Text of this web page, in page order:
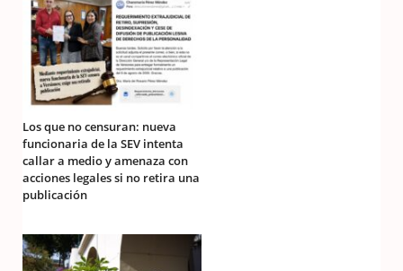
Los que no censuran: nueva
funcionaria de la SEV intenta
callar a medio y amenaza con
acciones legales si no retira una
publicación